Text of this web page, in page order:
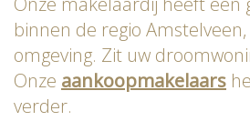
binnen de regio
omgeving. Zit uw
Onze aankoopmakelaars
verder.